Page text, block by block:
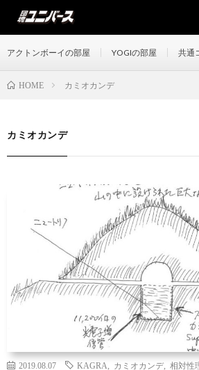
アクトンボーイの部屋 YOGIの部屋 共通
HOME カミオカンデ
カミオカンデ
2019.08.07 KAGRA カミオカンデ, 相対性